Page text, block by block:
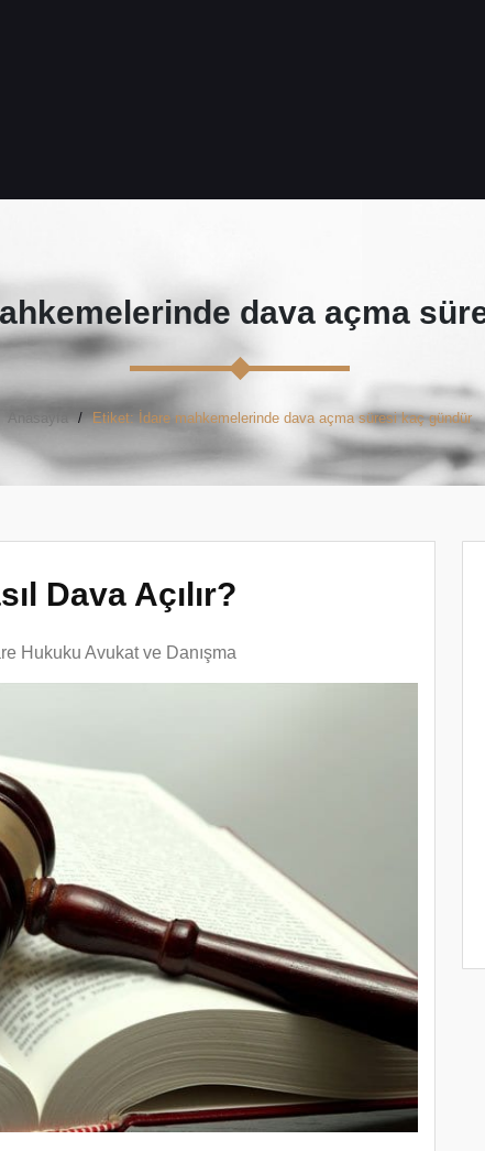
dava açma
Anasayfa Etiket: İdare mahkemelerinde dava açma süresi kaç gündür
Dava Açılır?
Hukuku Avukat ve Danışma